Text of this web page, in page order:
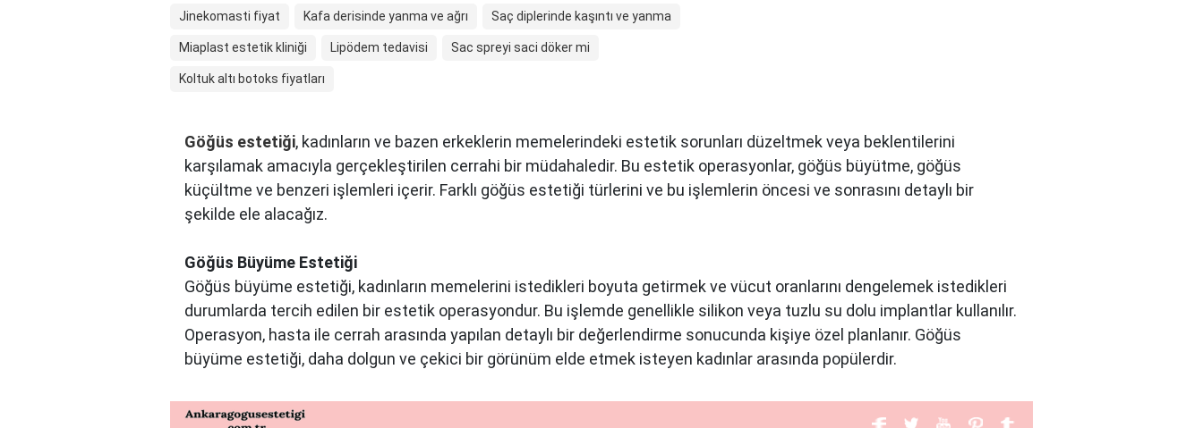
Jinekomasti fiyat Kafa derisinde yanma ve ağrı Saç diplerinde kaşıntı ve yanma
Miaplast estetik kliniği Lipödem tedavisi Sac spreyi saci döker mi
Koltuk altı botoks fiyatları
Göğüs estetiği, kadınların ve bazen erkeklerin memelerindeki estetik sorunları düzeltmek veya beklentilerini
karşılamak amacıyla gerçekleştirilen cerrahi bir müdahaledir. Bu estetik operasyonlar, göğüs büyütme, göğüs
küçültme ve benzeri işlemleri içerir. Farklı göğüs estetiği türlerini ve bu işlemlerin öncesi ve sonrasını detaylı bir
şekilde ele alacağız.
Göğüs Büyüme Estetiği
Göğüs büyüme estetiği, kadınların memelerini istedikleri boyuta getirmek ve vücut oranlarını dengelemek istedikleri
durumlarda tercih edilen bir estetik operasyondur. Bu işlemde genellikle silikon veya tuzlu su dolu implantlar kullanılır.
Operasyon, hasta ile cerrah arasında yapılan detaylı bir değerlendirme sonucunda kişiye özel planlanır. Göğüs
büyüme estetiği, daha dolgun ve çekici bir görünüm elde etmek isteyen kadınlar arasında popülerdir.
Göğüs Küçültme Estetiği